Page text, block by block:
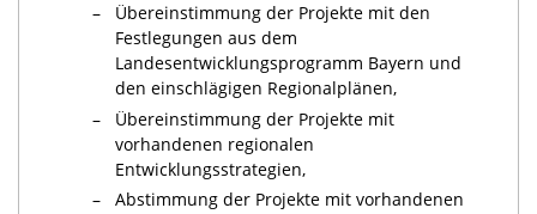
–
Übereinstimmung der Projekte mit den
Festlegungen aus dem
Landesentwicklungsprogramm Bayern und
den einschlägigen Regionalplänen,
–
Übereinstimmung der Projekte mit
vorhandenen regionalen
Entwicklungsstrategien,
–
Abstimmung der Projekte mit vorhandenen